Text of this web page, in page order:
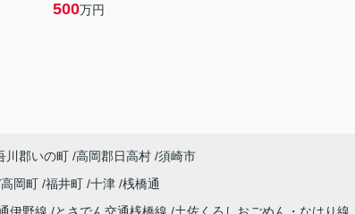
500万円
川郡いの町 高岡郡日高村 須崎市
高岡町 福井町 十津 桟橋通